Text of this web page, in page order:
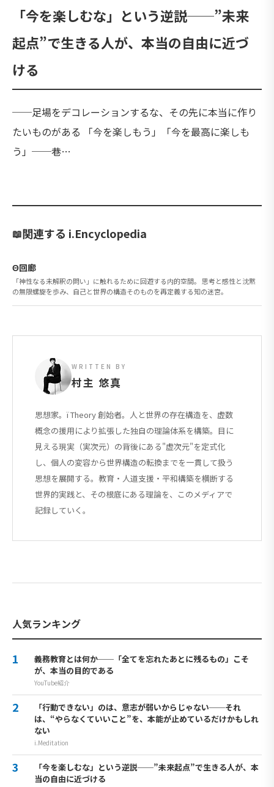
「今を楽しむな」という逆説──”未来
起点”で生きる人が、本当の自由に近づ
ける
──足場をデコレーションするな、その先に本当に作り
たいものがある 「今を楽しもう」「今を最高に楽しも
う」──巷…
関連する i.Encyclopedia
Θ回廊
「神性なる未解釈の問い」に触れるために回遊する内的空間。 思考と感性と沈黙
の無限螺旋を歩み、自己と世界の構造そのものを再定義する知の迷宮。
WRITTEN BY
村主 悠真
思想家。ï Theory 創始者。人と世界の存在構造を、虚数
概念の援用により拡張した独自の理論体系を構築。目に
見える現実（実次元）の背後にある"虚次元"を定式化
し、個人の変容から世界構造の転換までを一貫して扱う
思想を展開する。教育・人道支援・平和構築を横断する
世界的実践と、その根底にある理論を、このメディアで
記録していく。
人気ランキング
義務教育とは何か──「全てを忘れたあとに残るもの」こそ
が、本当の目的である
YouTube紹介
「行動できない」のは、意志が弱いからじゃない──それ
は、“やらなくていいこと”を、本能が止めているだけかもしれ
ない
i.Meditation
「今を楽しむな」という逆説──”未来起点”で生きる人が、本
当の自由に近づける